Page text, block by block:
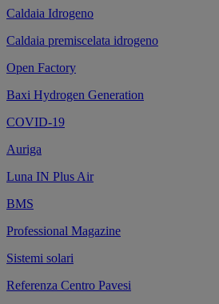
Caldaia Idrogeno
Caldaia premiscelata idrogeno
Open Factory
Baxi Hydrogen Generation
COVID-19
Auriga
Luna IN Plus Air
BMS
Professional Magazine
Sistemi solari
Referenza Centro Pavesi